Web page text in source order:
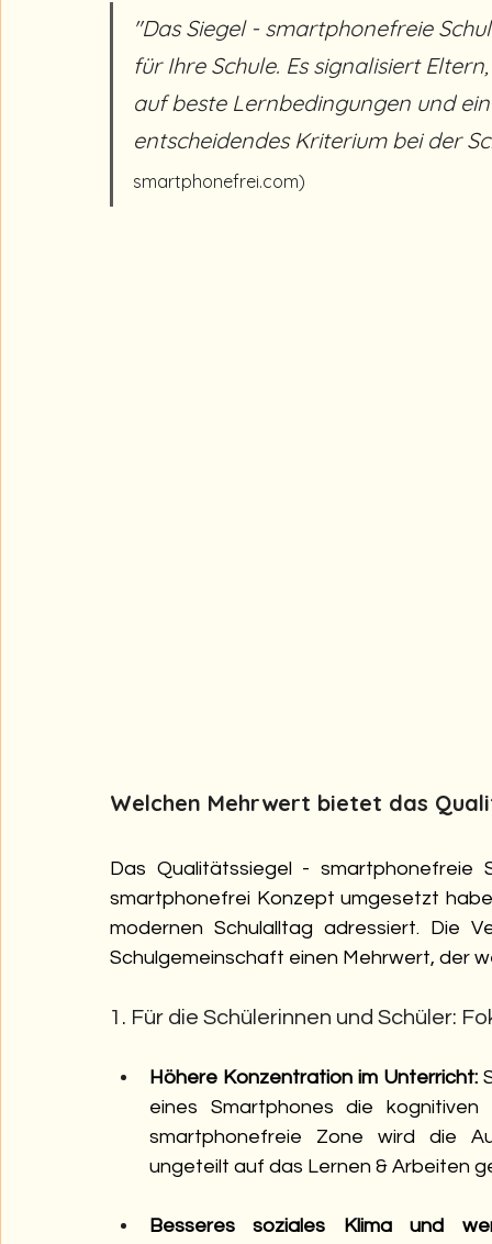
"Das Siegel - smartphonefreie
für Ihre Schule. Es signalisiert
auf beste Lernbedingungen und
entscheidendes Kriterium bei der
smartphonefrei.com)
Welchen Mehrwert bietet das
Das Qualitätssiegel - smartphonefreie
smartphonefrei Konzept umgesetzt
modernen Schulalltag adressiert. Die
Schulgemeinschaft einen Mehrwert, der
1. Für die Schülerinnen und Schüler:
Höhere Konzentration im Unterricht:
eines Smartphones die kognitiven
smartphonefreie Zone wird die
ungeteilt auf das Lernen & Arbeiten
Besseres soziales Klima und